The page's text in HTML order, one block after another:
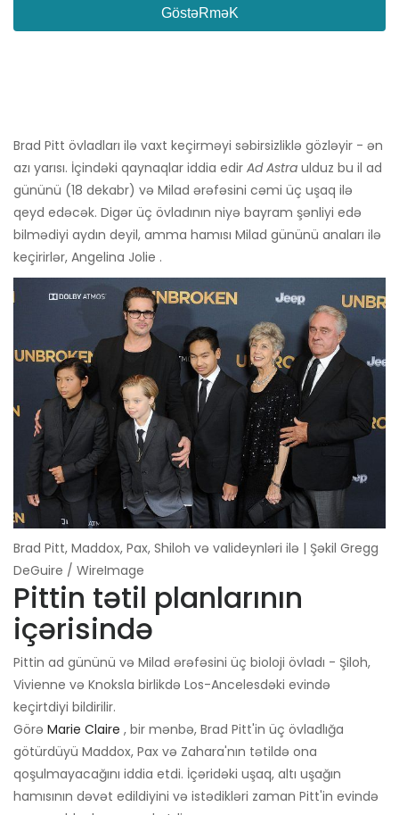
GöstəRməK
Brad Pitt övladları ilə vaxt keçirməyi səbirsizliklə gözləyir - ən
azı yarısı. İçindəki qaynaqlar iddia edir Ad Astra ulduz bu il ad
gününü (18 dekabr) və Milad ərəfəsini cəmi üç uşaq ilə
qeyd edəcək. Digər üç övladının niyə bayram şənliyi edə
bilmədiyi aydın deyil, amma hamısı Milad gününü anaları ilə
keçirirlər, Angelina Jolie .
Brad Pitt, Maddox, Pax, Shiloh və valideynləri ilə | Şəkil Gregg
DeGuire / WireImage
Pittin tətil planlarının
içərisində
Pittin ad gününü və Milad ərəfəsini üç bioloji övladı - Şiloh,
Vivienne və Knoksla birlikdə Los-Ancelesdəki evində
keçirtdiyi bildirilir.
Görə Marie Claire , bir mənbə, Brad Pitt'in üç övladlığa
götürdüyü Maddox, Pax və Zahara'nın tətildə ona
qoşulmayacağını iddia etdi. İçəridəki uşaq, altı uşağın
hamısının dəvət edildiyini və istədikləri zaman Pitt'in evində